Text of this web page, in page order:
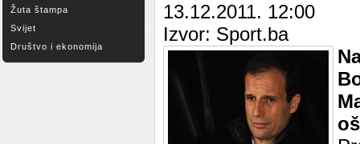
Žuta štampa
Svijet
Društvo i ekonomija
13.12.2011. 12:00
Izvor: Sport.ba